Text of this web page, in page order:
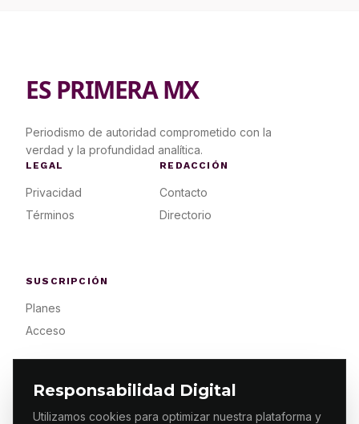
Responsabilidad Digital
Utilizamos cookies para optimizar nuestra plataforma y
ES PRIMERA MX
Periodismo de autoridad comprometido con la
verdad y la profundidad analítica.
LEGAL
Privacidad
Términos
REDACCIÓN
Contacto
Directorio
SUSCRIPCIÓN
Planes
Acceso